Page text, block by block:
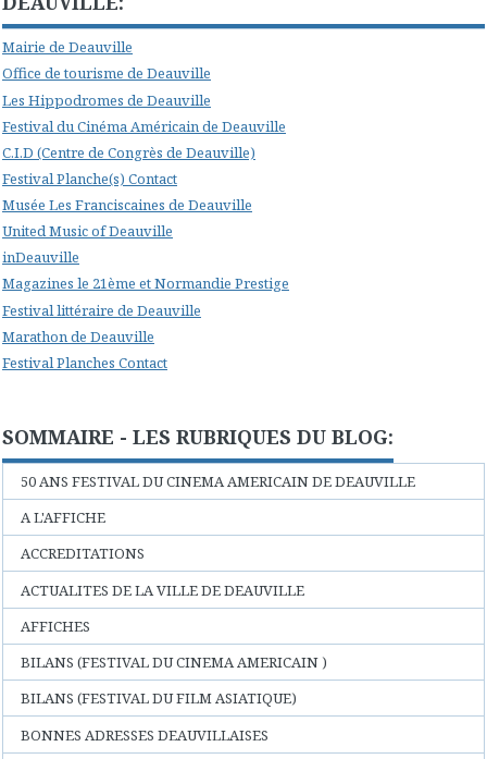
Mairie de Deauville
Office de tourisme de Deauville
Les Hippodromes de Deauville
Festival du Cinéma Américain de Deauville
C.I.D (Centre de Congrès de Deauville)
Festival Planche(s) Contact
Musée Les Franciscaines de Deauville
United Music of Deauville
inDeauville
Magazines le 21ème et Normandie Prestige
Festival littéraire de Deauville
Marathon de Deauville
Festival Planches Contact
SOMMAIRE - LES RUBRIQUES DU BLOG:
50 ANS FESTIVAL DU CINEMA AMERICAIN DE DEAUVILLE
A L'AFFICHE
ACCREDITATIONS
ACTUALITES DE LA VILLE DE DEAUVILLE
AFFICHES
BILANS (FESTIVAL DU CINEMA AMERICAIN )
BILANS (FESTIVAL DU FILM ASIATIQUE)
BONNES ADRESSES DEAUVILLAISES